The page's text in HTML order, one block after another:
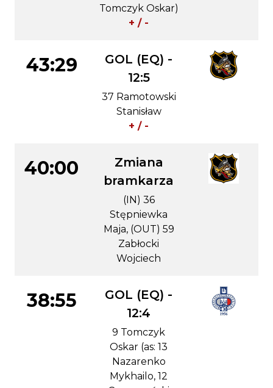
Tomczyk Oskar)
+ / -
43:29
GOL (EQ) -
12:5
37 Ramotowski
Stanisław
+ / -
40:00
Zmiana
bramkarza
(IN) 36
Stępniewka
Maja, (OUT) 59
Zabłocki
Wojciech
38:55
GOL (EQ) -
12:4
9 Tomczyk
Oskar (as: 13
Nazarenko
Mykhailo, 12